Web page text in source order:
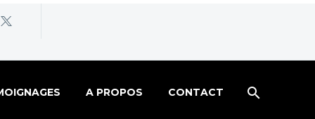
A PROPOS CONTACT